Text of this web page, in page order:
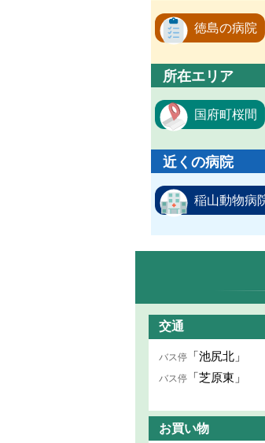
徳島の病院
所在エリア
国府町桜間
近くの病院
稲山動物病
交通
バス停 「池尻北」
バス停 「芝原東」
お買い物